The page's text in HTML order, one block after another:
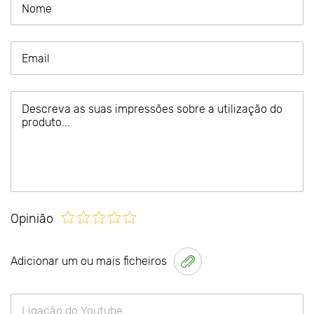
Opinião
Adicionar um ou mais ficheiros